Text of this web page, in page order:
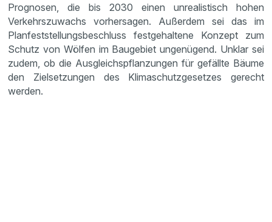
Prognosen, die bis 2030 einen unrealistisch hohen
Verkehrszuwachs vorhersagen. Außerdem sei das im
Planfeststellungsbeschluss festgehaltene Konzept zum
Schutz von Wölfen im Baugebiet ungenügend. Unklar sei
zudem, ob die Ausgleichspflanzungen für gefällte Bäume
den Zielsetzungen des Klimaschutzgesetzes gerecht
werden.